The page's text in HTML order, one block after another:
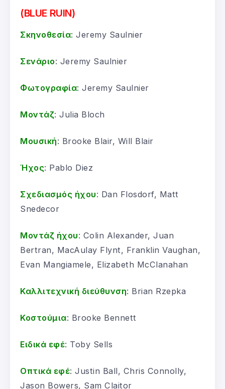
(BLUE RUIN)
Σκηνοθεσία: Jeremy Saulnier
Σενάριο: Jeremy Saulnier
Φωτογραφία: Jeremy Saulnier
Μοντάζ: Julia Bloch
Μουσική: Brooke Blair, Will Blair
Ήχος: Pablo Diez
Σχεδιασμός ήχου: Dan Flosdorf, Matt
Snedecor
Μοντάζ ήχου: Colin Alexander, Juan
Bertran, MacAulay Flynt, Franklin Vaughan,
Evan Mangiamele, Elizabeth McClanahan
Καλλιτεχνική διεύθυνση: Brian Rzepka
Κοστούμια: Brooke Bennett
Ειδικά εφέ: Toby Sells
Οπτικά εφέ: Justin Ball, Chris Connolly,
Jason Bowers, Sam Claitor